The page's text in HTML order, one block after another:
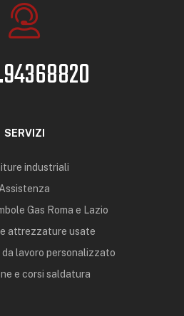
SERVIZI
industriali
Gas Roma e Lazio
attrezzature usate
lavoro personalizzato
e corsi saldatura